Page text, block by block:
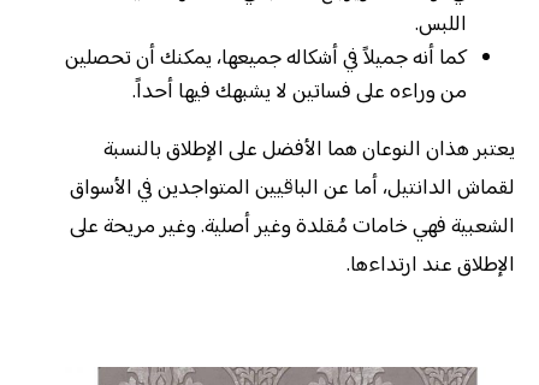
اللبس.
كما أنه جميلاً في أشكاله جميعها، يمكنك أن تحصلين
من وراءه على فساتين لا يشبهك فيها أحداً.
يعتبر هذان النوعان هما الأفضل على الإطلاق بالنسبة
لقماش الدانتيل، أما عن الباقيين المتواجدين في الأسواق
الشعبية فهي خامات مُقلدة وغير أصلية. وغير مريحة على
الإطلاق عند ارتداءها.